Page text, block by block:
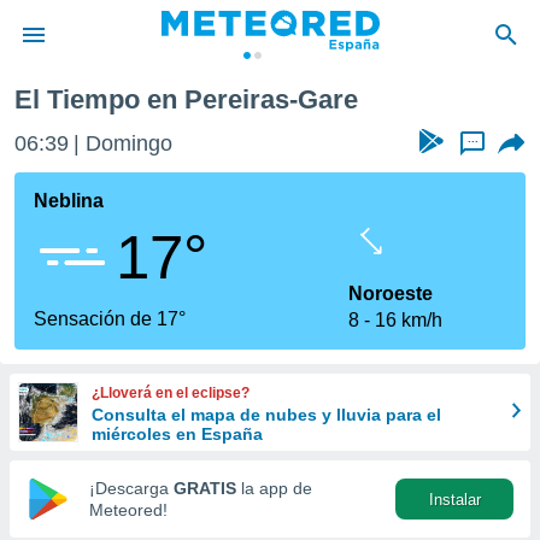
de
por
que se
a este
las
y
forma
digital
basada
El Tiempo en Pereiras-Gare
06:39 Domingo ...
Neblina
17°
Sensación de 17°
Noroeste
8
16 km/h
¿Lloverá en el eclipse?
Consulta el mapa de nubes y lluvia para el
miércoles en España
¡Descarga GRATIS la app de
Meteored!
Instalar